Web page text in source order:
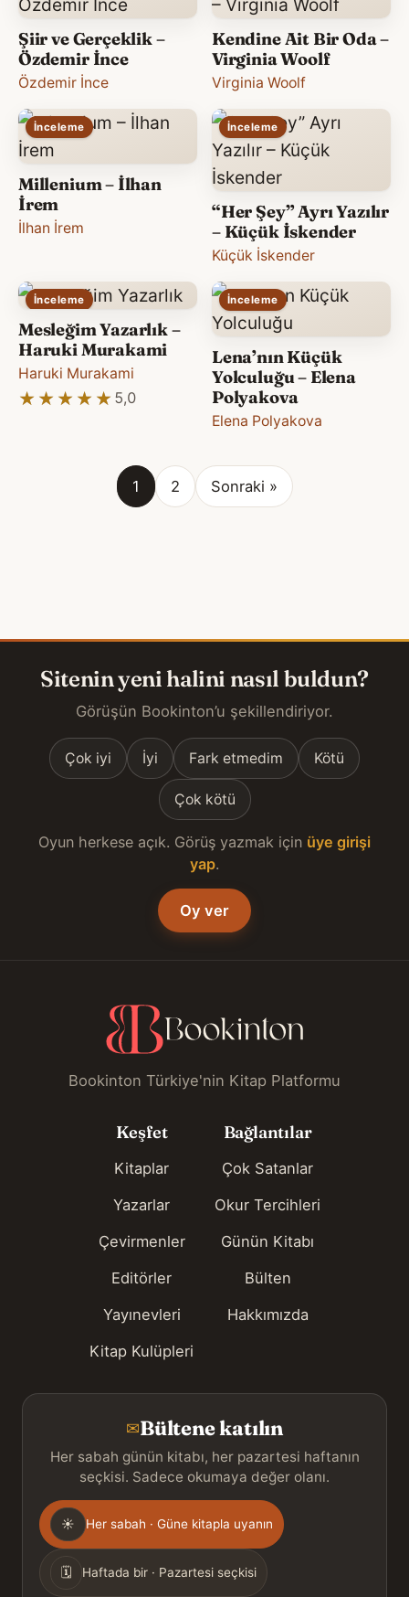
Şiir ve Gerçeklik –
Özdemir İnce
Özdemir İnce
Kendine Ait Bir Oda –
Virginia Woolf
Virginia Woolf
İnceleme
Millenium – İlhan
İrem
İlhan İrem
İnceleme
“Her Şey” Ayrı Yazılır
– Küçük İskender
Küçük İskender
İnceleme
Mesleğim Yazarlık –
Haruki Murakami
Haruki Murakami
★★★★★
★★★★★ 5,0
İnceleme
Lena’nın Küçük
Yolculuğu – Elena
Polyakova
Elena Polyakova
1 2 Sonraki »
Sitenin yeni halini nasıl buldun?
Görüşün Bookinton’u şekillendiriyor.
Çok iyi İyi Fark etmedim Kötü
Çok kötü
Oyun herkese açık. Görüş yazmak için üye girişi
yap.
Oy ver
Bookinton Türkiye'nin Kitap Platformu
Keşfet
Kitaplar
Yazarlar
Çevirmenler
Editörler
Yayınevleri
Kitap Kulüpleri
Bağlantılar
Çok Satanlar
Okur Tercihleri
Günün Kitabı
Bülten
Hakkımızda
✉Bültene katılın
Her sabah günün kitabı, her pazartesi haftanın
seçkisi. Sadece okumaya değer olanı.
Gönderim
sıklığı
☀ Her sabah · Güne kitapla uyanın
🗓 Haftada bir · Pazartesi seçkisi